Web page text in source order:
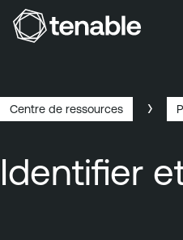
Aller au bas de la page
Centre de ressources
Identifier